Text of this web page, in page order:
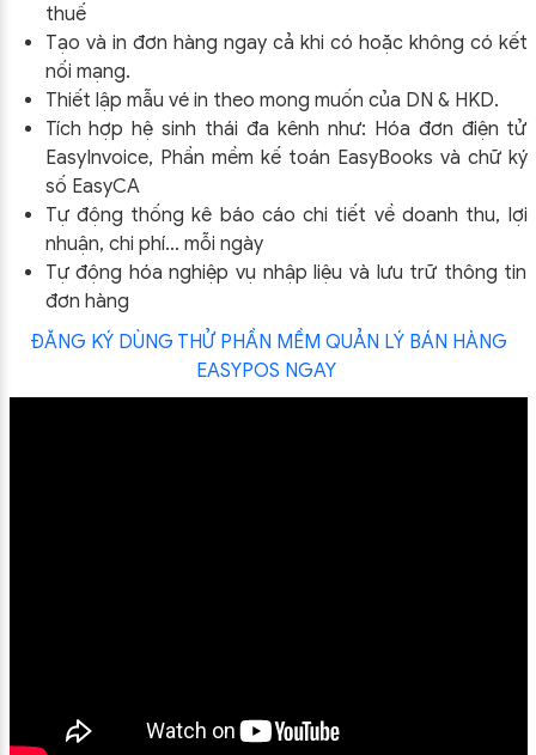
thuế
Tạo và in đơn hàng ngay cả khi có hoặc không có kết
nối mạng.
Thiết lập mẫu vé in theo mong muốn của DN & HKD.
Tích hợp hệ sinh thái đa kênh như: Hóa đơn điện tử
EasyInvoice, Phần mềm kế toán EasyBooks và chữ ký
số EasyCA
Tự động thống kê báo cáo chi tiết về doanh thu, lợi
nhuận, chi phí… mỗi ngày
Tự động hóa nghiệp vụ nhập liệu và lưu trữ thông tin
đơn hàng
ĐĂNG KÝ DÙNG THỬ PHẦN MỀM QUẢN LÝ BÁN HÀNG
EASYPOS NGAY